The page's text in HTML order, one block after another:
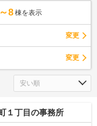
8 棟を表示
変更
変更
１丁目の事務所